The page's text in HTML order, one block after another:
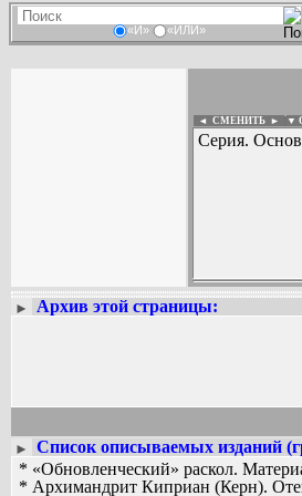
«И» «ИЛИ»
◄ СМЕНИТЬ ► ▼
Серия.
Вадим
► Архив этой страницы:
►
Список описываемых изданий
* «Обновленческий» раскол.
* Архимандрит Киприан (Керн).